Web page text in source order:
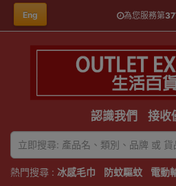
Eng 為您服務第
認識我們 接收
熱門搜尋 : 冰感毛巾 防蚊驅蚊 電動